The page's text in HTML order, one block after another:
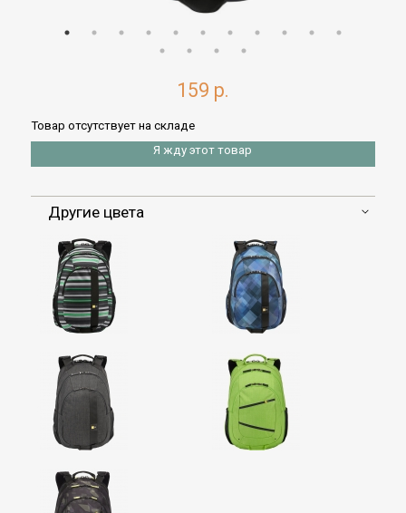
159 р.
Товар отсутствует на складе
Я жду этот товар
Другие цвета